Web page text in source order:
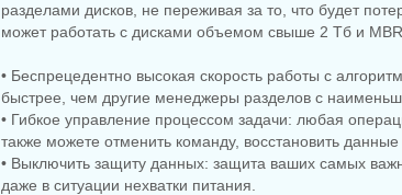
разделами дисков, не переживая за то, что будет
может работать с дисками объемом свыше 2 Тб и
• Беспрецедентно высокая скорость работы с
быстрее, чем другие менеджеры разделов с
• Гибкое управление процессом задачи: любая
также можете отменить команду, восстановить
• Выключить защиту данных: защита ваших самых
даже в ситуации нехватки питания.